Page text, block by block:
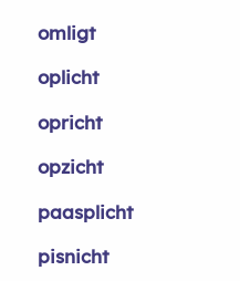
omligt
oplicht
opricht
opzicht
paasplicht
pisnicht